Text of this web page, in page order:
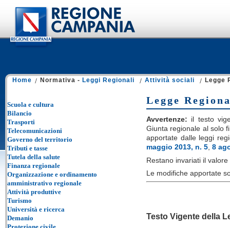
Home Normativa - Leggi Regionali Attività sociali Legge
Legge
Avvertenze: il testo
Giunta regionale al solo
apportate dalle leggi
maggio 2013, n. 5, 8
Restano invariati il
Le modifiche apportate
Testo Vigente della
Scuola e cultura
Bilancio
Trasporti
Telecomunicazioni
Governo del territorio
Tributi e tasse
Tutela della salute
Finanza regionale
Organizzazione e ordinamento
amministrativo regionale
Attività produttive
Turismo
Università e ricerca
Demanio